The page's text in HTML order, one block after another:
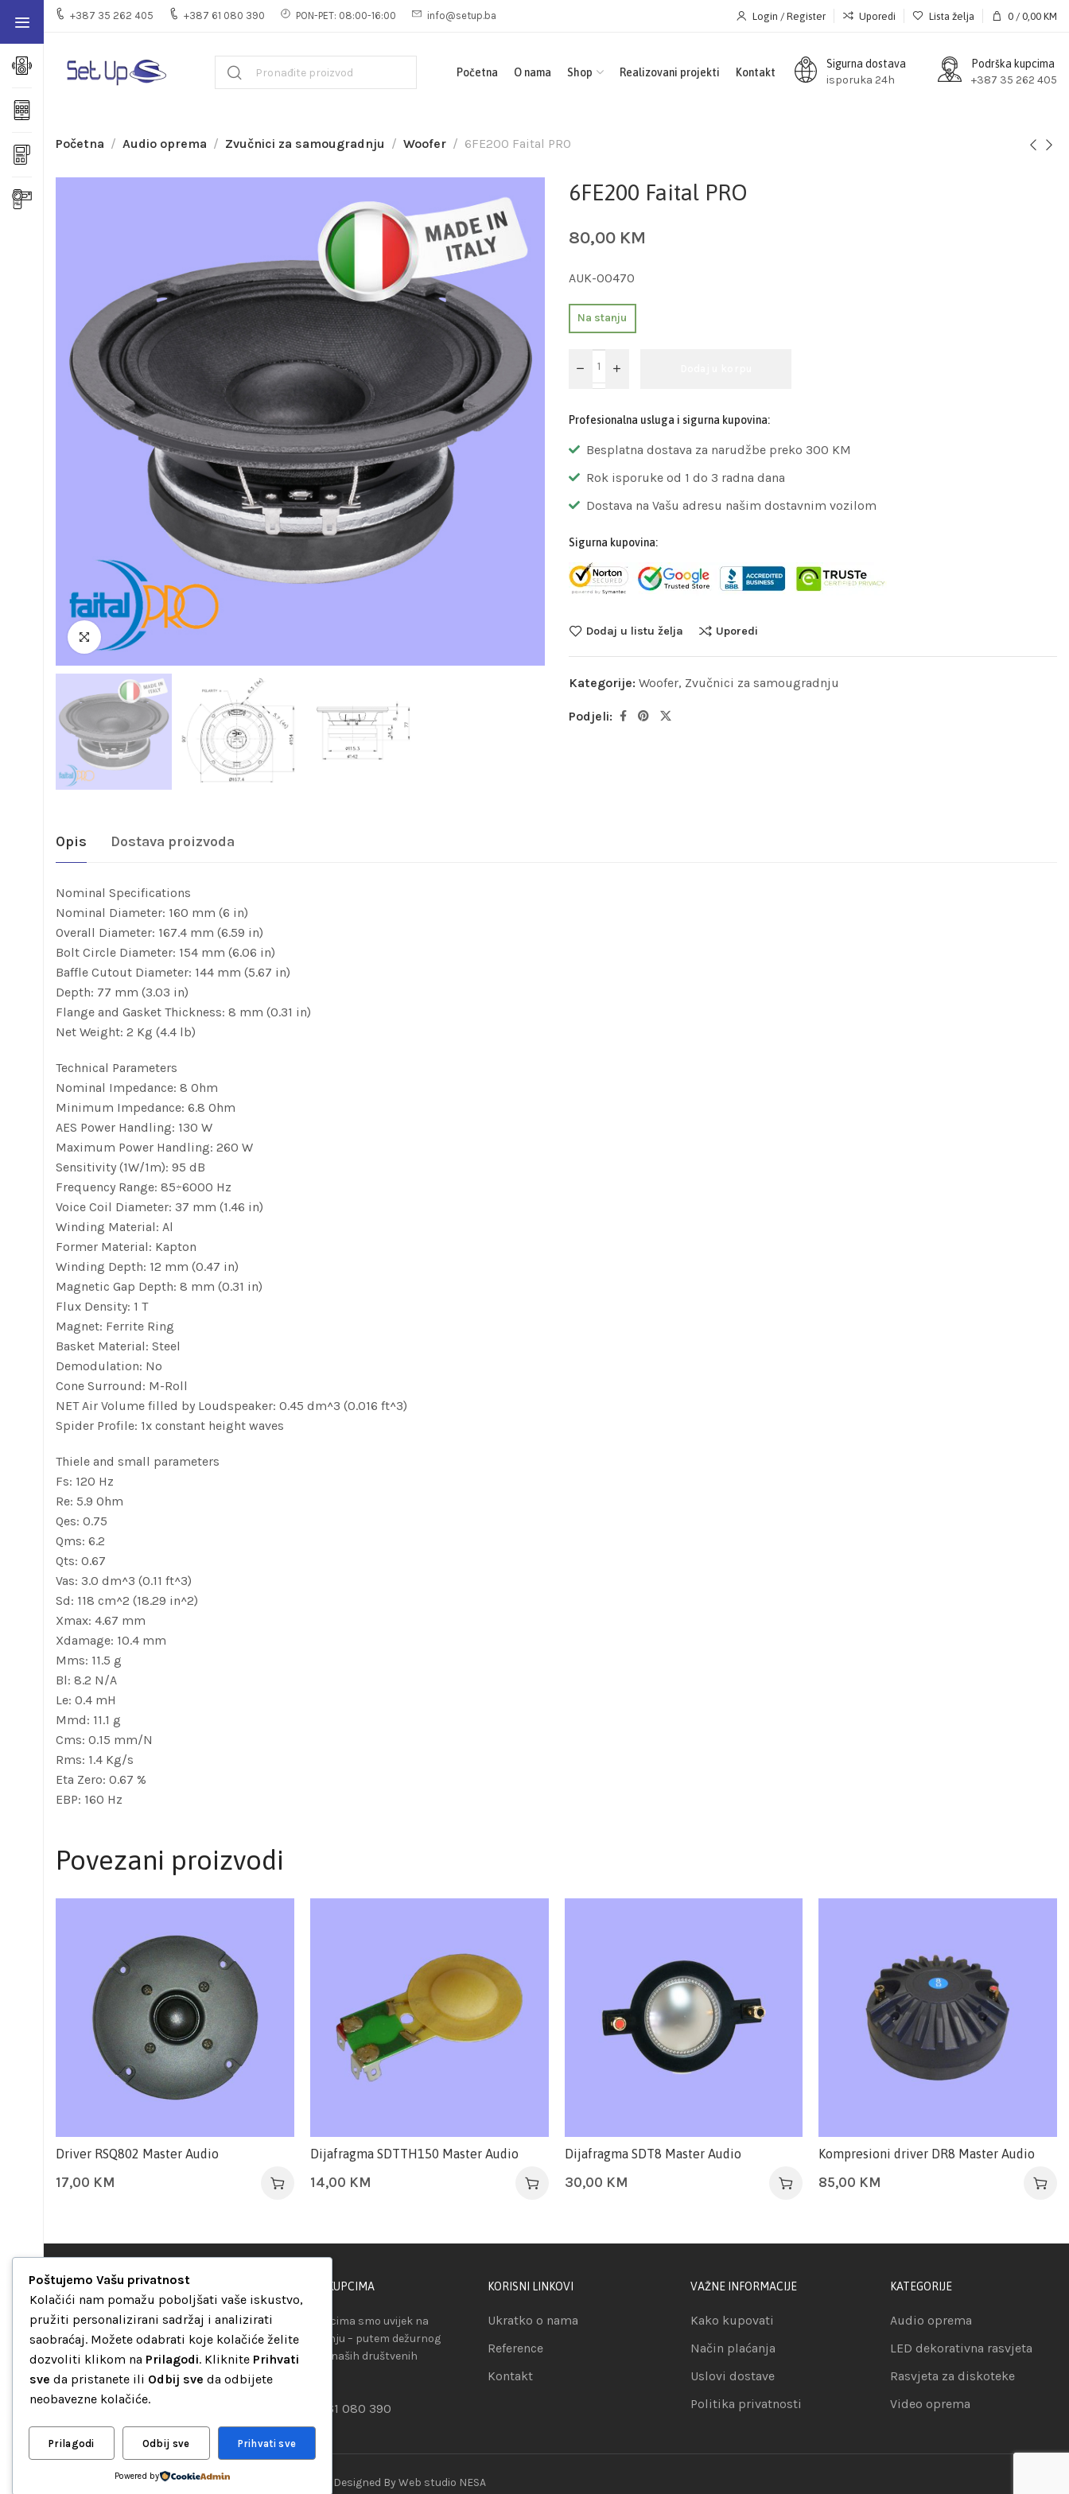
+387 35 262 405 +387 61 080 390 PON-PET: 08:00-16:00 info@setup.ba Login / Register Uporedi Lista želja 0 / 0,00 KM
Početna O nama Shop Realizovani projekti Kontakt
Sigurna dostava
isporuka 24h
Podrška kupcima
+387 35 262 405
Početna Audio oprema Zvučnici za samougradnju Woofer 6FE200 Faital PRO
6FE200 Faital PRO
80,00 KM
AUK-00470
Na stanju
Profesionalna usluga i sigurna kupovina:
Besplatna dostava za narudžbe preko 300 KM
Rok isporuke od 1 do 3 radna dana
Dostava na Vašu adresu našim dostavnim vozilom
Sigurna kupovina:
Dodaj u listu želja Uporedi
Kategorije: Woofer, Zvučnici za samougradnju
Podjeli:
Opis Dostava proizvoda
Nominal Specifications
Nominal Diameter: 160 mm (6 in)
Overall Diameter: 167.4 mm (6.59 in)
Bolt Circle Diameter: 154 mm (6.06 in)
Baffle Cutout Diameter: 144 mm (5.67 in)
Depth: 77 mm (3.03 in)
Flange and Gasket Thickness: 8 mm (0.31 in)
Net Weight: 2 Kg (4.4 lb)
Technical Parameters
Nominal Impedance: 8 Ohm
Minimum Impedance: 6.8 Ohm
AES Power Handling: 130 W
Maximum Power Handling: 260 W
Sensitivity (1W/1m): 95 dB
Frequency Range: 85÷6000 Hz
Voice Coil Diameter: 37 mm (1.46 in)
Winding Material: Al
Former Material: Kapton
Winding Depth: 12 mm (0.47 in)
Magnetic Gap Depth: 8 mm (0.31 in)
Flux Density: 1 T
Magnet: Ferrite Ring
Basket Material: Steel
Demodulation: No
Cone Surround: M-Roll
NET Air Volume filled by Loudspeaker: 0.45 dm^3 (0.016 ft^3)
Spider Profile: 1x constant height waves
Thiele and small parameters
Fs: 120 Hz
Re: 5.9 Ohm
Qes: 0.75
Qms: 6.2
Qts: 0.67
Vas: 3.0 dm^3 (0.11 ft^3)
Sd: 118 cm^2 (18.29 in^2)
Xmax: 4.67 mm
Xdamage: 10.4 mm
Mms: 11.5 g
Bl: 8.2 N/A
Le: 0.4 mH
Mmd: 11.1 g
Cms: 0.15 mm/N
Rms: 1.4 Kg/s
Eta Zero: 0.67 %
EBP: 160 Hz
Povezani proizvodi
Driver RSQ802 Master Audio
17,00 KM
Dijafragma SDTTH150 Master Audio
14,00 KM
Dijafragma SDT8 Master Audio
30,00 KM
Kompresioni driver DR8 Master Audio
85,00 KM
“Set Up S” d.o.o.
Maršala Tita b.b.
Avaz Robot centar
75000 Tuzla
Bosna i Hercegovina
+387 35 262 405
PODRŠKA KUPCIMA
Našim kupcima smo uvijek na
raspolaganju – putem dežurnog
telefona ili naših društvenih
+387 61 080 390
KORISNI LINKOVI
Ukratko o nama
Reference
Kontakt
VAŽNE INFORMACIJE
Kako kupovati
Način plaćanja
Uslovi dostave
Politika privatnosti
KATEGORIJE
Audio oprema
LED dekorativna rasvjeta
Rasvjeta za diskoteke
Video oprema
“Set Up S” d.o.o. Tuzla, sva prava pridržana © 2026 || Designed ByWeb studio NESA
Poštujemo Vašu privatnost
Kolačići nam pomažu poboljšati vaše iskustvo,
pružiti personalizirani sadržaj i analizirati
saobraćaj. Možete odabrati koje kolačiće želite
dozvoliti klikom na Prilagodi. Kliknite Prihvati
sve da pristanete ili Odbij sve da odbijete
neobavezne kolačiće.
Prilagodi Odbij sve Prihvati sve
Powered by